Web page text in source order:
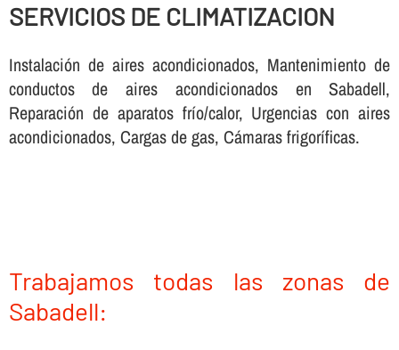
SERVICIOS DE CLIMATIZACION
Instalación de aires acondicionados, Mantenimiento de
conductos de aires acondicionados en Sabadell,
Reparación de aparatos frí­o/calor, Urgencias con aires
acondicionados, Cargas de gas, Cámaras frigorí­ficas.
Trabajamos todas las zonas de
Sabadell: